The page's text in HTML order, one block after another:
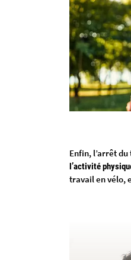
Enfin, l’arrêt
l’activité
travail en vélo,